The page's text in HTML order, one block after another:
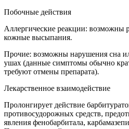
Побочные действия
Аллергические реакции: возможны
кожные высыпания.
Прочие: возможны нарушения сна
ушах (данные симптомы обычно
требуют отмены препарата).
Лекарственное взаимодействие
Пролонгирует действие
противосудорожных средств,
явления фенобарбитала,